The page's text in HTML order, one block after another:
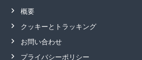
概要
クッキーとトラッキング
お問い合わせ
プライバシーポリシー